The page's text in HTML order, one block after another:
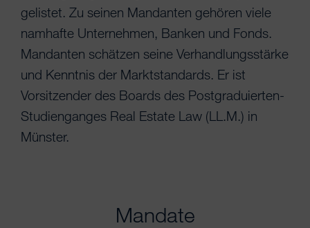
gelistet. Zu seinen Mandanten gehören viele
namhafte Unternehmen, Banken und Fonds.
Mandanten schätzen seine Verhandlungsstärke
und Kenntnis der Marktstandards. Er ist
Vorsitzender des Boards des Postgraduierten-
Studienganges Real Estate Law (LL.M.) in
Münster.
Mandate